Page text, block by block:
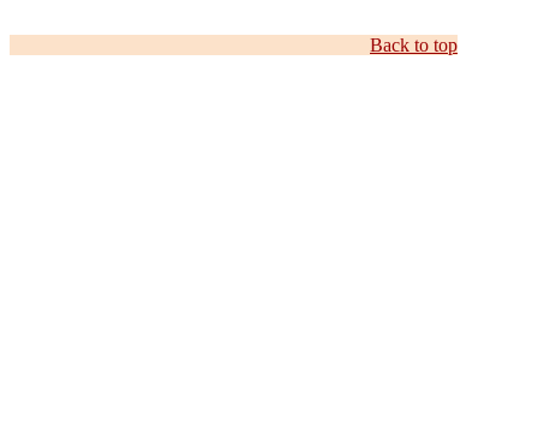
Back to top